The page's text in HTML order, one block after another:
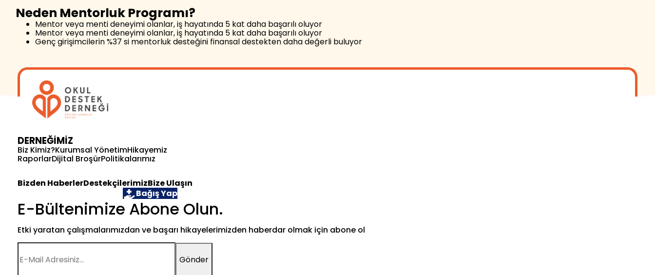
Neden Mentorluk Programı?
Mentor veya menti deneyimi olanlar, iş hayatında 5 kat daha başarılı oluyor
Mentor veya menti deneyimi olanlar, iş hayatında 5 kat daha başarılı oluyor
Genç girişimcilerin %37 si mentorluk desteğini finansal destekten daha değerli buluyor
DERNEĞİMİZ
Biz Kimiz?Kurumsal YönetimHikayemiz
RaporlarDijital BroşürPolitikalarımız
Bizden HaberlerDestekçilerimizBize Ulaşın
Bağış Yap
E-Bültenimize Abone Olun.
Etki yaratan çalışmalarımızdan ve başarı hikayelerimizden haberdar olmak için abone ol
Gönder